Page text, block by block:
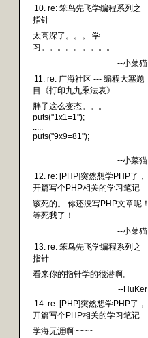
10. re: 笨鸟先飞学编程系列之
指针
太高深了。。。 学
习。。。。。。。。。
--小菜猫
11. re: 广海社区 --- 编程大塞题
目《打印九九乘法表》
胖子这么变态。。。
puts("1x1=1");
.....
puts("9x9=81");
--小菜猫
12. re: [PHP]突然想学PHP了，
开篇写个PHP相关的学习笔记
该死的。 你还没写PHP文章呢！
等死我了！
--小菜猫
13. re: 笨鸟先飞学编程系列之
指针
看来你的指针学的很潜啊。
--HuKer
14. re: [PHP]突然想学PHP了，
开篇写个PHP相关的学习笔记
学海无涯啊~~~~